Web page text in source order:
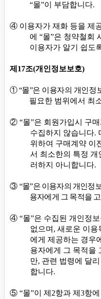
“몰”이 부담합니다.
④ 이용자가 재화 등을 제
에“몰”은 청약철회
이용자가 알기 쉽도
제 17조(개인정보보호)
①“몰”은 이용자의 개인정
필요한 범위에서 최
② “몰”은 회원가입시 구
수집하지 않습니다.
위하여 구매계약 이
서 최소한의 특정 개
러하지 아니합니다.
③ “몰”은 이용자의 개인정
용자에게 그 목적을
④ “몰”은 수집된 개인정
없으며 , 새로운 이용
에게 제공하는 경우
용자에게 그 목적을
만, 관련 법령에 달
합니다.
⑤ “몰”이 제 2항과 제 3항